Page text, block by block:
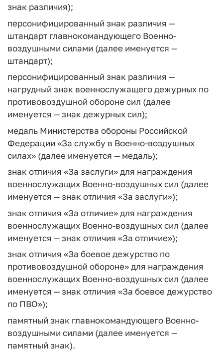
знак различия);
персонифицированный знак различия —
штандарт главнокомандующего Военно-
воздушными силами (далее именуется —
штандарт);
персонифицированный знак различия —
нагрудный знак военнослужащего дежурных по
противовоздушной обороне сил (далее
именуется — знак дежурных сил);
медаль Министерства обороны Российской
Федерации «За службу в Военно-воздушных
силах» (далее именуется — медаль);
знак отличия «За заслуги» для награждения
военнослужащих Военно-воздушных сил (далее
именуется — знак отличия «За заслуги»);
знак отличия «За отличие» для награждения
военнослужащих Военно-воздушных сил (далее
именуется — знак отличия «За отличие»);
знак отличия «За боевое дежурство по
противовоздушной обороне» для награждения
военнослужащих Военно-воздушных сил (далее
именуется — знак отличия «За боевое дежурство
по ПВО»);
памятный знак главнокомандующего Военно-
воздушными силами (далее именуется —
памятный знак).